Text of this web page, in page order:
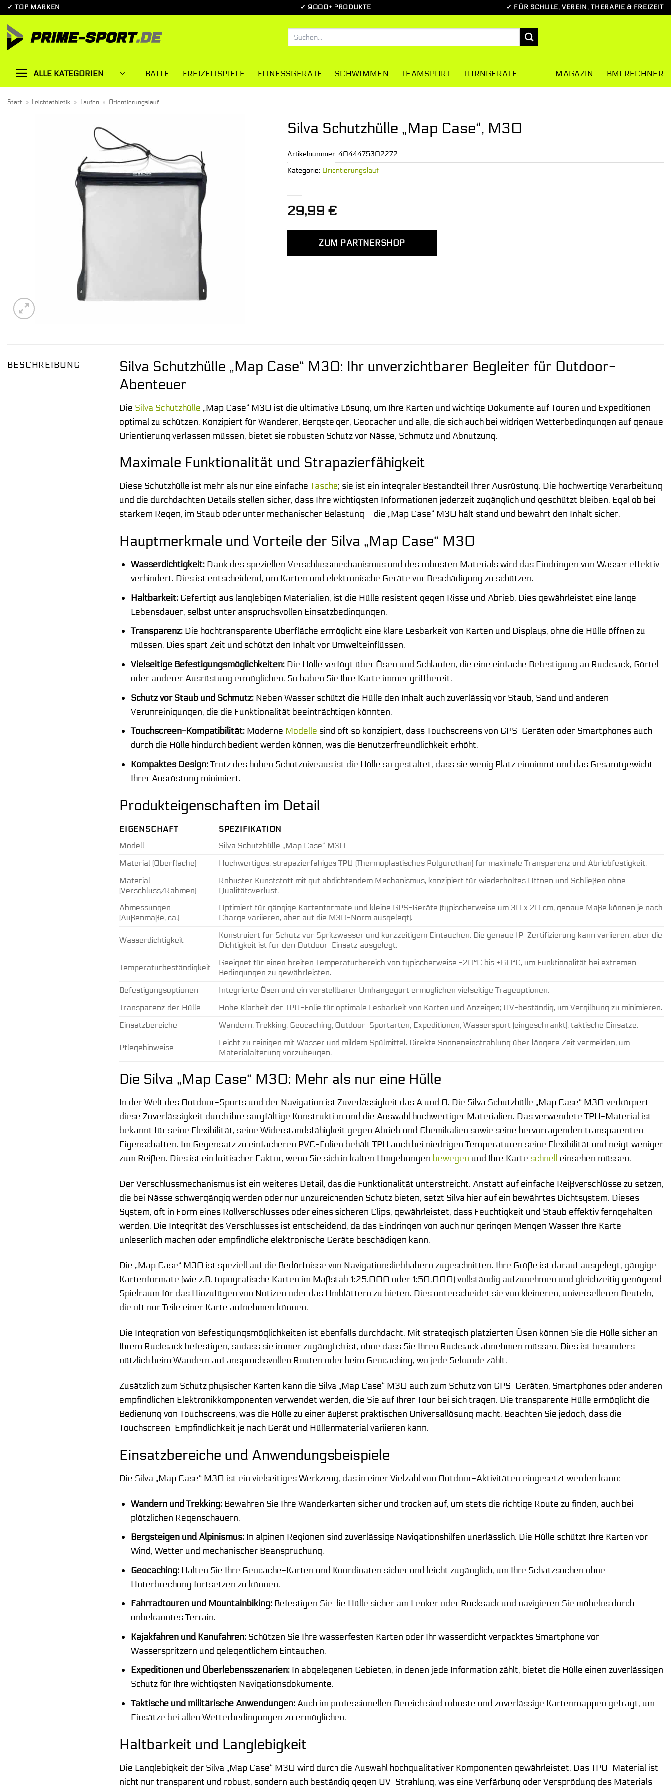
Zum
springen
✓ TOP MARKEN ✓ 9000+ PRODUKTE ✓ FÜR SCHULE, VEREIN, THERAPIE & FREIZEIT
Suchen
ALLE KATEGORIEN BÄLLE FREIZEITSPIELE FITNESSGERÄTE SCHWIMMEN TEAMSPORT TURNGERÄTE MAGAZIN BMI RECHNER
Start » Leichtathletik » Laufen » Orientierungslauf
Silva Schutzhülle „Map Case“, M30
29,99 €
ZUM PARTNERSHOP
Artikelnummer: 4044475302272
Kategorie: Orientierungslauf
BESCHREIBUNG
Silva Schutzhülle „Map Case“ M30: Ihr unverzichtbarer Begleiter für Outdoor-
Abenteuer
Die Silva Schutzhülle „Map Case“ M30 ist die ultimative Lösung, um Ihre Karten und wichtige Dokumente auf Touren und Expeditionen
optimal zu schützen. Konzipiert für Wanderer, Bergsteiger, Geocacher und alle, die sich auch bei widrigen Wetterbedingungen auf genaue
Orientierung verlassen müssen, bietet sie robusten Schutz vor Nässe, Schmutz und Abnutzung.
Maximale Funktionalität und Strapazierfähigkeit
Diese Schutzhülle ist mehr als nur eine einfacheTasche; sie ist ein integraler Bestandteil Ihrer Ausrüstung. Die hochwertige Verarbeitung
und die durchdachten Details stellen sicher, dass Ihre wichtigsten Informationen jederzeit zugänglich und geschützt bleiben. Egal ob bei
starkem Regen, im Staub oder unter mechanischer Belastung – die „Map Case“ M30 hält stand und bewahrt den Inhalt sicher.
Hauptmerkmale und Vorteile der Silva „Map Case“ M30
Wasserdichtigkeit:Dank des speziellen Verschlussmechanismus und des robusten Materials wird das Eindringen von Wasser effektiv
verhindert. Dies ist entscheidend, um Karten und elektronische Geräte vor Beschädigung zu schützen.
Haltbarkeit:Gefertigt aus langlebigen Materialien, ist die Hülle resistent gegen Risse und Abrieb. Dies gewährleistet eine lange
Lebensdauer, selbst unter anspruchsvollen Einsatzbedingungen.
Transparenz:Die hochtransparente Oberfläche ermöglicht eine klare Lesbarkeit von Karten und Displays, ohne die Hülle öffnen zu
müssen. Dies spart Zeit und schützt den Inhalt vor Umwelteinflüssen.
Vielseitige Befestigungsmöglichkeiten:Die Hülle verfügt über Ösen und Schlaufen, die eine einfache Befestigung an Rucksack, Gürtel
oder anderer Ausrüstung ermöglichen. So haben Sie Ihre Karte immer griffbereit.
Schutz vor Staub und Schmutz:Neben Wasser schützt die Hülle den Inhalt auch zuverlässig vor Staub, Sand und anderen
Verunreinigungen, die die Funktionalität beeinträchtigen könnten.
Touchscreen-Kompatibilität:Moderne Modelle sind oft so konzipiert, dass Touchscreens von GPS-Geräten oder Smartphones auch
durch die Hülle hindurch bedient werden können, was die Benutzerfreundlichkeit erhöht.
Kompaktes Design:Trotz des hohen Schutzniveaus ist die Hülle so gestaltet, dass sie wenig Platz einnimmt und das Gesamtgewicht
Ihrer Ausrüstung minimiert.
Produkteigenschaften im Detail
EIGENSCHAFT
SPEZIFIKATION
Modell
Silva Schutzhülle „Map Case“ M30
Material (Oberfläche)
Hochwertiges, strapazierfähiges TPU (Thermoplastisches Polyurethan) für maximale Transparenz und Abriebfestigkeit.
Material
(Verschluss/Rahmen)
Robuster Kunststoff mit gut abdichtendem Mechanismus, konzipiert für wiederholtes Öffnen und Schließen ohne
Qualitätsverlust.
Abmessungen
(Außenmaße, ca.)
Optimiert für gängige Kartenformate und kleine GPS-Geräte (typischerweise um 30 x 20 cm, genaue Maße können je nach
Charge variieren, aber auf die M30-Norm ausgelegt).
Wasserdichtigkeit
Konstruiert für Schutz vor Spritzwasser und kurzzeitigem Eintauchen. Die genaue IP-Zertifizierung kann variieren, aber die
Dichtigkeit ist für den Outdoor-Einsatz ausgelegt.
Temperaturbeständigkeit
Geeignet für einen breiten Temperaturbereich von typischerweise -20°C bis +60°C, um Funktionalität bei extremen
Bedingungen zu gewährleisten.
Befestigungsoptionen
Integrierte Ösen und ein verstellbarer Umhängegurt ermöglichen vielseitige Trageoptionen.
Transparenz der Hülle
Hohe Klarheit der TPU-Folie für optimale Lesbarkeit von Karten und Anzeigen; UV-beständig, um Vergilbung zu minimieren.
Einsatzbereiche
Wandern, Trekking, Geocaching, Outdoor-Sportarten, Expeditionen, Wassersport (eingeschränkt), taktische Einsätze.
Pflegehinweise
Leicht zu reinigen mit Wasser und mildem Spülmittel. Direkte Sonneneinstrahlung über längere Zeit vermeiden, um
Materialalterung vorzubeugen.
Die Silva „Map Case“ M30: Mehr als nur eine Hülle
In der Welt des Outdoor-Sports und der Navigation ist Zuverlässigkeit das A und O. Die Silva Schutzhülle „Map Case“ M30 verkörpert
diese Zuverlässigkeit durch ihre sorgfältige Konstruktion und die Auswahl hochwertiger Materialien. Das verwendete TPU-Material ist
bekannt für seine Flexibilität, seine Widerstandsfähigkeit gegen Abrieb und Chemikalien sowie seine hervorragenden transparenten
Eigenschaften. Im Gegensatz zu einfacheren PVC-Folien behält TPU auch bei niedrigen Temperaturen seine Flexibilität und neigt weniger
zum Reißen. Dies ist ein kritischer Faktor, wenn Sie sich in kalten Umgebungen bewegen und Ihre Karte schnell einsehen müssen.
Der Verschlussmechanismus ist ein weiteres Detail, das die Funktionalität unterstreicht. Anstatt auf einfache Reißverschlüsse zu setzen,
die bei Nässe schwergängig werden oder nur unzureichenden Schutz bieten, setzt Silva hier auf ein bewährtes Dichtsystem. Dieses
System, oft in Form eines Rollverschlusses oder eines sicheren Clips, gewährleistet, dass Feuchtigkeit und Staub effektiv ferngehalten
werden. Die Integrität des Verschlusses ist entscheidend, da das Eindringen von auch nur geringen Mengen Wasser Ihre Karte
unleserlich machen oder empfindliche elektronische Geräte beschädigen kann.
Die „Map Case“ M30 ist speziell auf die Bedürfnisse von Navigationsliebhabern zugeschnitten. Ihre Größe ist darauf ausgelegt, gängige
Kartenformate (wie z.B. topografische Karten im Maßstab 1:25.000 oder 1:50.000) vollständig aufzunehmen und gleichzeitig genügend
Spielraum für das Hinzufügen von Notizen oder das Umblättern zu bieten. Dies unterscheidet sie von kleineren, universelleren Beuteln,
die oft nur Teile einer Karte aufnehmen können.
Die Integration von Befestigungsmöglichkeiten ist ebenfalls durchdacht. Mit strategisch platzierten Ösen können Sie die Hülle sicher an
Ihrem Rucksack befestigen, sodass sie immer zugänglich ist, ohne dass Sie Ihren Rucksack abnehmen müssen. Dies ist besonders
nützlich beim Wandern auf anspruchsvollen Routen oder beim Geocaching, wo jede Sekunde zählt.
Zusätzlich zum Schutz physischer Karten kann die Silva „Map Case“ M30 auch zum Schutz von GPS-Geräten, Smartphones oder anderen
empfindlichen Elektronikkomponenten verwendet werden, die Sie auf Ihrer Tour bei sich tragen. Die transparente Hülle ermöglicht die
Bedienung von Touchscreens, was die Hülle zu einer äußerst praktischen Universallösung macht. Beachten Sie jedoch, dass die
Touchscreen-Empfindlichkeit je nach Gerät und Hüllenmaterial variieren kann.
Einsatzbereiche und Anwendungsbeispiele
Die Silva „Map Case“ M30 ist ein vielseitiges Werkzeug, das in einer Vielzahl von Outdoor-Aktivitäten eingesetzt werden kann:
Wandern und Trekking:Bewahren Sie Ihre Wanderkarten sicher und trocken auf, um stets die richtige Route zu finden, auch bei
plötzlichen Regenschauern.
Bergsteigen und Alpinismus:In alpinen Regionen sind zuverlässige Navigationshilfen unerlässlich. Die Hülle schützt Ihre Karten vor
Wind, Wetter und mechanischer Beanspruchung.
Geocaching:Halten Sie Ihre Geocache-Karten und Koordinaten sicher und leicht zugänglich, um Ihre Schatzsuchen ohne
Unterbrechung fortsetzen zu können.
Fahrradtouren und Mountainbiking:Befestigen Sie die Hülle sicher am Lenker oder Rucksack und navigieren Sie mühelos durch
unbekanntes Terrain.
Kajakfahren und Kanufahren:Schützen Sie Ihre wasserfesten Karten oder Ihr wasserdicht verpacktes Smartphone vor
Wasserspritzern und gelegentlichem Eintauchen.
Expeditionen und Überlebensszenarien:In abgelegenen Gebieten, in denen jede Information zählt, bietet die Hülle einen zuverlässigen
Schutz für Ihre wichtigsten Navigationsdokumente.
Taktische und militärische Anwendungen:Auch im professionellen Bereich sind robuste und zuverlässige Kartenmappen gefragt, um
Einsätze bei allen Wetterbedingungen zu ermöglichen.
Haltbarkeit und Langlebigkeit
Die Langlebigkeit der Silva „Map Case“ M30 wird durch die Auswahl hochqualitativer Komponenten gewährleistet. Das TPU-Material ist
nicht nur transparent und robust, sondern auch beständig gegen UV-Strahlung, was eine Verfärbung oder Versprödung des Materials